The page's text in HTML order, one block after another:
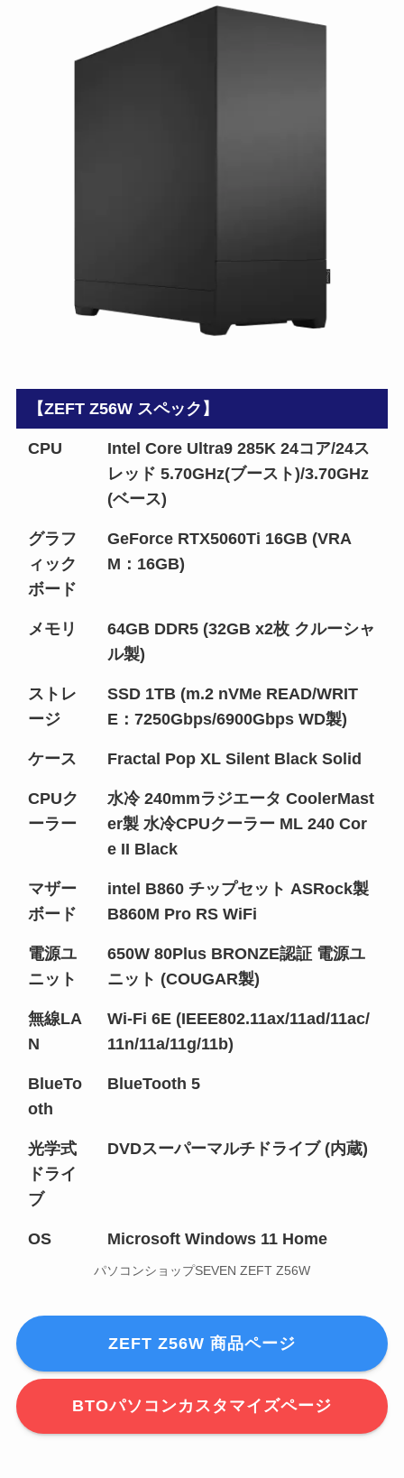
【ZEFT Z56W スペック】
CPU
Intel Core Ultra9 285K 24コア/24ス
レッド 5.70GHz(ブースト)/3.70GHz
(ベース)
グラフ
ィック
ボード
GeForce RTX5060Ti 16GB (VRA
M：16GB)
メモリ
64GB DDR5 (32GB x2枚 クルーシャ
ル製)
ストレ
ージ
SSD 1TB (m.2 nVMe READ/WRIT
E：7250Gbps/6900Gbps WD製)
ケース Fractal Pop XL Silent Black Solid
CPUク
ーラー
水冷 240mmラジエータ CoolerMast
er製 水冷CPUクーラー ML 240 Cor
e II Black
マザー
ボード
intel B860 チップセット ASRock製
B860M Pro RS WiFi
電源ユ
ニット
650W 80Plus BRONZE認証 電源ユ
ニット (COUGAR製)
無線LA
N
Wi-Fi 6E (IEEE802.11ax/11ad/11ac/
11n/11a/11g/11b)
BlueTo
oth
BlueTooth 5
光学式
ドライ
ブ
DVDスーパーマルチドライブ (内蔵)
OS Microsoft Windows 11 Home
パソコンショップSEVEN ZEFT Z56W
ZEFT Z56W 商品ページ
BTOパソコンカスタマイズページ